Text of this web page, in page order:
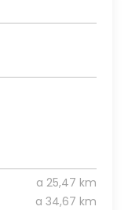
a 25,47 km
a 34,67 km